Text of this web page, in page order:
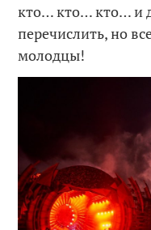
кто… кто… кто… и
перечислить, но
молодцы!